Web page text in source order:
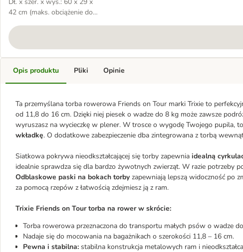
42 cm (maks. obciążenie do
Opis produktu
Ta przemyślana torba rowerowa Friends on Tour marki Trixie to
od 11,8 do 16 cm. Dzięki niej piesek o wadze do 8 kg może zawsze
wyruszasz na wycieczkę w plener. W trosce o wygodę Twojego pupila,
wkładkę. O dodatkowe zabezpieczenie dba zintegrowana z torbą
Siatkowa pokrywa nieodkształcającej się torby zapewnia idealną
idealnie sprawdza się dla bardzo żywotnych zwierząt. W razie potrzeby
Odblaskowe paski na bokach torby zapewniają lepszą widoczność po
za pomocą rzepów z łatwością zdejmiesz ją z ram.
Trixie Friends on Tour torba na rower w skrócie:
Torba rowerowa przeznaczona do transportu małych psów o wadze
Nadaje się do mocowania na bagażnikach o szerokości 11,8 – 16 cm.
Pewna i stabilna: stabilna konstrukcja metalowych ram i
Pliki Opinie